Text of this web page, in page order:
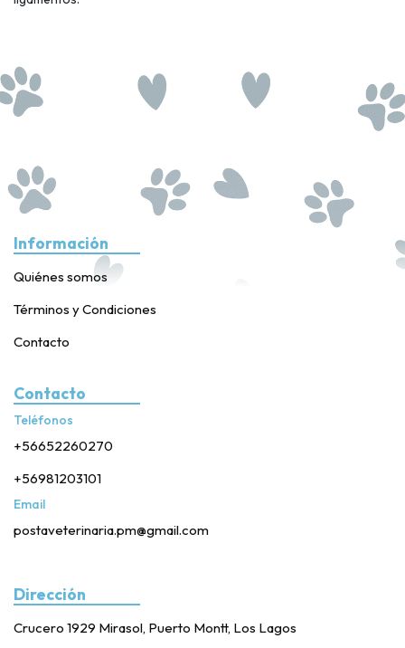
Información
Quiénes somos
Términos y Condiciones
Contacto
Contacto
Teléfonos
+56652260270
+56981203101
Email
postaveterinaria.pm@gmail.com
Dirección
Crucero 1929 Mirasol, Puerto Montt, Los Lagos